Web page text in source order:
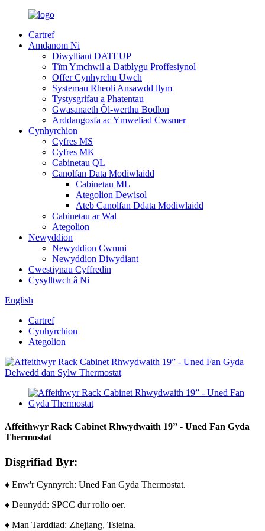
Cartref
Amdanom Ni
Diwylliant DATEUP
Tîm Ymchwil a Datblygu Proffesiynol
Offer Cynhyrchu Uwch
Systemau Rheoli Ansawdd llym
Tystysgrifau a Phatentau
Gwasanaeth Ôl-werthu Bodlon
Arddangosfa ac Ymweliad Cwsmer
Cynhyrchion
Cyfres MS
Cyfres MK
Cabinetau QL
Canolfan Data Modiwlaidd
Cabinetau ML
Ategolion Dewisol
Ateb Canolfan Ddata Modiwlaidd
Cabinetau ar Wal
Ategolion
Newyddion
Newyddion Cwmni
Newyddion Diwydiant
Cwestiynau Cyffredin
Cysylltwch â Ni
English
Cartref
Cynhyrchion
Ategolion
Affeithwyr Rack Cabinet Rhwydwaith 19” - Uned Fan Gyda
Thermostat
Disgrifiad Byr:
♦ Enw'r Cynnyrch: Uned Fan Gyda Thermostat.
♦ Deunydd: SPCC dur rolio oer.
♦ Man Tarddiad: Zhejiang, Tsieina.